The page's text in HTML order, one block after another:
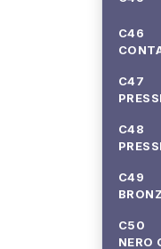
C46
C47
C48
C49
C50
NERO